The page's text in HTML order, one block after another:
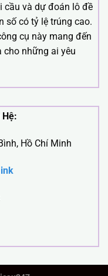
cầu và dự đoán lô đề
số có tỷ lệ trúng cao.
cụ này mang đến
những ai yêu
Hồ Chí Minh